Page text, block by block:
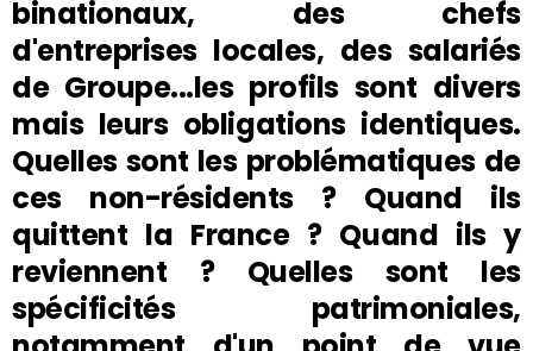
binationaux, des chefs
d'entreprises locales, des salariés
de Groupe...les profils sont divers
mais leurs obligations identiques.
Quelles sont les problématiques de
ces non-résidents ? Quand ils
quittent la France ? Quand ils y
reviennent ? Quelles sont les
spécificités patrimoniales,